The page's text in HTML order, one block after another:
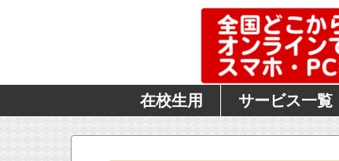
在校生用 サービス一覧